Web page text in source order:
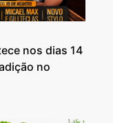
nos dias 14
no